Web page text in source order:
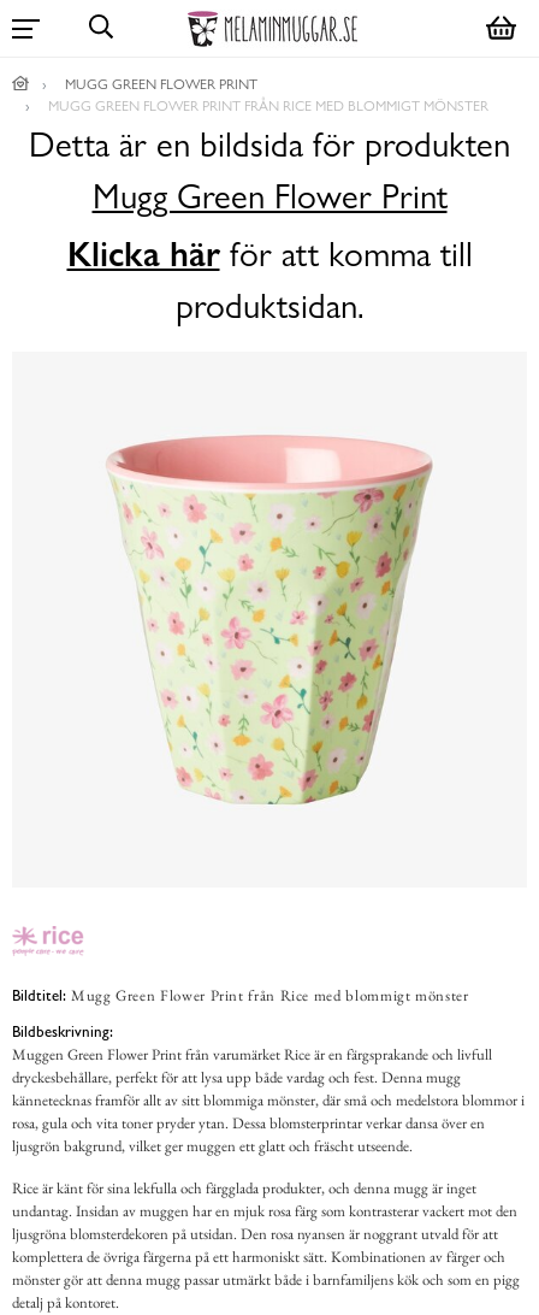
MUGG GREEN FLOWER PRINT
MUGG GREEN FLOWER PRINT FRÅN RICE MED BLOMMIGT MÖNSTER
Detta är en bildsida för produkten
Mugg Green Flower Print
Klicka härför att komma till
produktsidan.
Bildtitel: Mugg Green Flower Print från Rice med blommigt mönster
Bildbeskrivning:
Muggen Green Flower Print från varumärket Rice är en färgsprakande och livfull
dryckesbehållare, perfekt för att lysa upp både vardag och fest. Denna mugg
kännetecknas framför allt av sitt blommiga mönster, där små och medelstora blommor i
rosa, gula och vita toner pryder ytan. Dessa blomsterprintar verkar dansa över en
ljusgrön bakgrund, vilket ger muggen ett glatt och fräscht utseende.
Rice är känt för sina lekfulla och färgglada produkter, och denna mugg är inget
undantag. Insidan av muggen har en mjuk rosa färg som kontrasterar vackert mot den
ljusgröna blomsterdekoren på utsidan. Den rosa nyansen är noggrant utvald för att
komplettera de övriga färgerna på ett harmoniskt sätt. Kombinationen av färger och
mönster gör att denna mugg passar utmärkt både i barnfamiljens kök och som en pigg
detalj på kontoret.